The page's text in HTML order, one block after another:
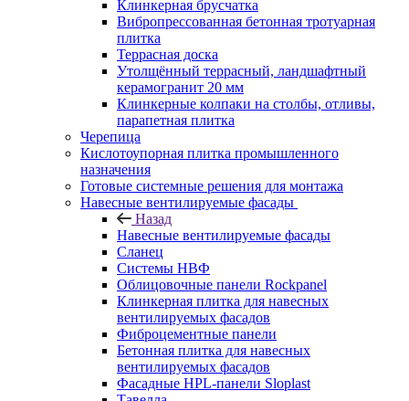
Клинкерная брусчатка
Вибропрессованная бетонная тротуарная
плитка
Террасная доска
Утолщённый террасный, ландшафтный
керамогранит 20 мм
Клинкерные колпаки на столбы, отливы,
парапетная плитка
Черепица
Кислотоупорная плитка промышленного
назначения
Готовые системные решения для монтажа
Навесные вентилируемые фасады
Назад
Навесные вентилируемые фасады
Сланец
Системы НВФ
Облицовочные панели Rockpanel
Клинкерная плитка для навесных
вентилируемых фасадов
Фиброцементные панели
Бетонная плитка для навесных
вентилируемых фасадов
Фасадные HPL-панели Sloplast